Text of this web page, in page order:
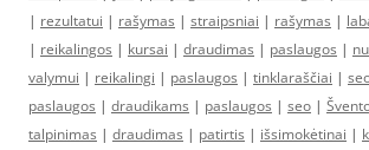
| rezultatui | rašymas | straipsniai | rašymas |
| reikalingos | kursai | draudimas | paslaugos |
valymui | reikalingi | paslaugos | tinklaraščiai |
paslaugos | draudikams | paslaugos | seo |
talpinimas | draudimas | patirtis | išsimokėtinai |